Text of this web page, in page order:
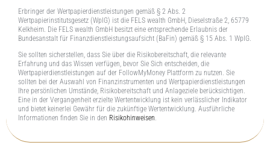
Erbringer der Wertpapierdienstleistungen gemäß § 2 Abs. 2
Wertpapierinstitutsgesetz (WpIG) ist die FELS wealth GmbH, Dieselstraße 2, 65779
Kelkheim. Die FELS wealth GmbH besitzt eine entsprechende Erlaubnis der
Bundesanstalt für Finanzdienstleistungsaufsicht (BaFin) gemäß § 15 Abs. 1 WpIG.
Sie sollten sicherstellen, dass Sie über die Risikobereitschaft, die relevante
Erfahrung und das Wissen verfügen, bevor Sie Sich entscheiden, die
Wertpapierdienstleistungen auf der FollowMyMoney Plattform zu nutzen. Sie
sollten bei der Auswahl von Finanzinstrumenten und Wertpapierdienstleistungen
Ihre persönlichen Umstände, Risikobereitschaft und Anlageziele berücksichtigen.
Eine in der Vergangenheit erzielte Wertentwicklung ist kein verlässlicher Indikator
und bietet keinerlei Gewähr für die zukünftige Wertentwicklung. Ausführliche
Informationen finden Sie in den Risikohinweisen